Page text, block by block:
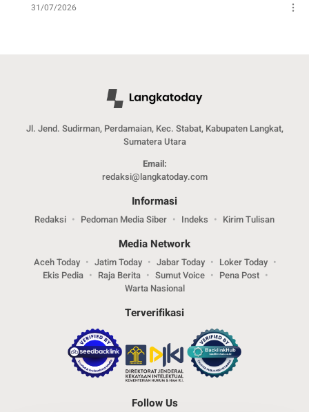
31/07/2026
Jl. Jend. Sudirman, Perdamaian, Kec. Stabat, Kabupaten Langkat,
Sumatera Utara
Email:
redaksi@langkatoday.com
Informasi
Redaksi Pedoman Media Siber Indeks Kirim Tulisan
Media Network
Aceh Today Jatim Today Jabar Today
Loker Today
Ekis Pedia
Raja Berita Sumut Voice
Pena Post
Warta Nasional
Terverifikasi
Follow Us